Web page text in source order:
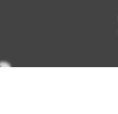
LinkedIn